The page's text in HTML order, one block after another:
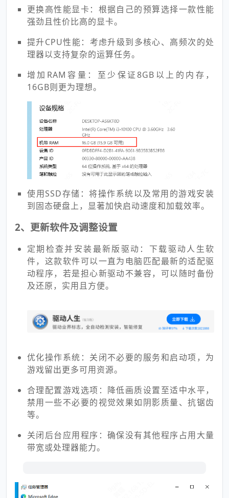
更换高性能显卡：根据自己的预算选择一款性能
强劲且性价比高的显卡。
提升CPU性能：考虑升级到多核心、高频次的处
理器以支持复杂的运算任务。
增加RAM容量：至少保证8GB以上的内存，
16GB则更为理想。
使用SSD存储：将操作系统以及常用的游戏安装
到固态硬盘上，显著加快启动速度和加载效率。
2、更新软件及调整设置
定期检查并安装最新版驱动：下载驱动人生软
件，这款软件可以一直为电脑匹配最新的适配驱
动程序，若是担心新驱动不兼容，可以随时备份
及还原，实用且方便。
优化操作系统：关闭不必要的服务和启动项，为
游戏留出更多可用资源。
合理配置游戏选项：降低画质设置至适中水平，
禁用一些不必要的视觉效果如阴影质量、抗锯齿
等。
关闭后台应用程序：确保没有其他程序占用大量
带宽或处理器能力。